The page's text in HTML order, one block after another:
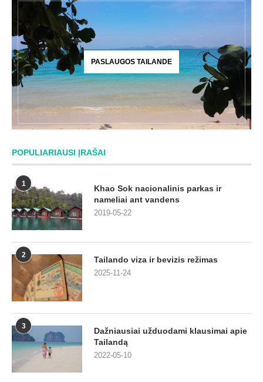
PASLAUGOS TAILANDE
POPULIARIAUSI ĮRAŠAI
1
Khao Sok nacionalinis parkas ir
nameliai ant vandens
2019-05-22
2 Tailando viza ir bevizis režimas
2025-11-24
3
Dažniausiai užduodami klausimai apie
Tailandą
2022-05-10